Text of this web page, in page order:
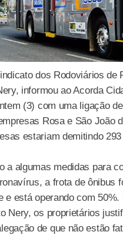
dos Rodoviários de
informou ao Acorda
(3) com uma ligação
Rosa e São João
estariam demitindo 293
a algumas medidas para
a frota de ônibus
e está operando com 50%.
Nery, os proprietários
de que não estão